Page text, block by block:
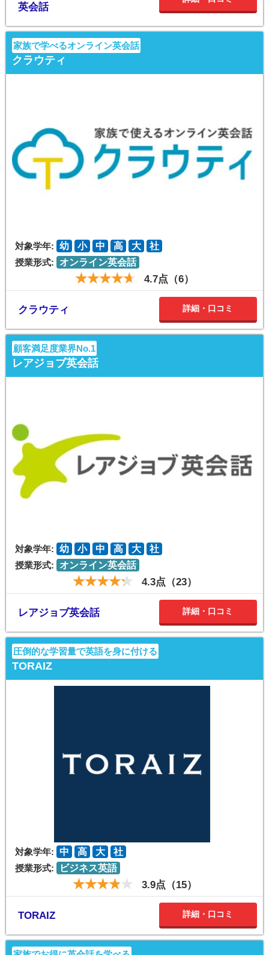
英会話
家族で学べるオンライン英会話
クラウティ
対象学年: 幼 小 中 高 大
社
授業形式:
オンライン英会話
4.7点（6）
クラウティ 詳細・口コミ
顧客満足度業界No.1
レアジョブ英会話
対象学年: 幼 小 中 高 大
社
授業形式:
オンライン英会話
4.3点（23）
レアジョブ英会話 詳細・口コミ
圧倒的な学習量で英語を身に付ける
TORAIZ
対象学年: 中 高 大
社
授業形式:
ビジネス英語
3.9点（15）
TORAIZ 詳細・口コミ